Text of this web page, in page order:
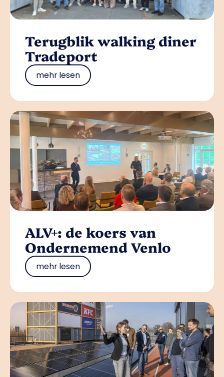
Terugblik walking diner
Tradeport
mehr lesen
ALV+: de koers van
Ondernemend Venlo
mehr lesen